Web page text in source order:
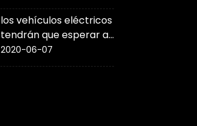
los vehículos eléctricos
tendrán que esperar al
'cambio de juego' de la
batería de estado
2020-06-07